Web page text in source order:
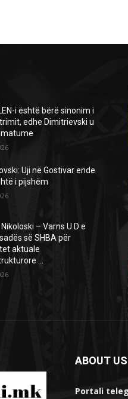
i është bërë sinonim i
edhe Dimitrievski u
Uji në Gostivar ende
i pijshëm
– Varns U.D e
së SHBA për
aktuale
…
ABOUT US
Portali